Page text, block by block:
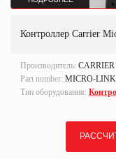
Контроллер Carrier
Производитель: CARRIER
Part number: MICRO-
Тип оборудования: